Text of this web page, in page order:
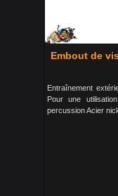
Embout de
Entraînement
Pour une
percussion Acier